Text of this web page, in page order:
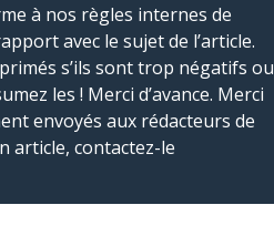
à nos règles internes de
avec le sujet de l’article.
s’ils sont trop négatifs ou
les ! Merci d’avance. Merci
envoyés aux rédacteurs de
article, contactez-le